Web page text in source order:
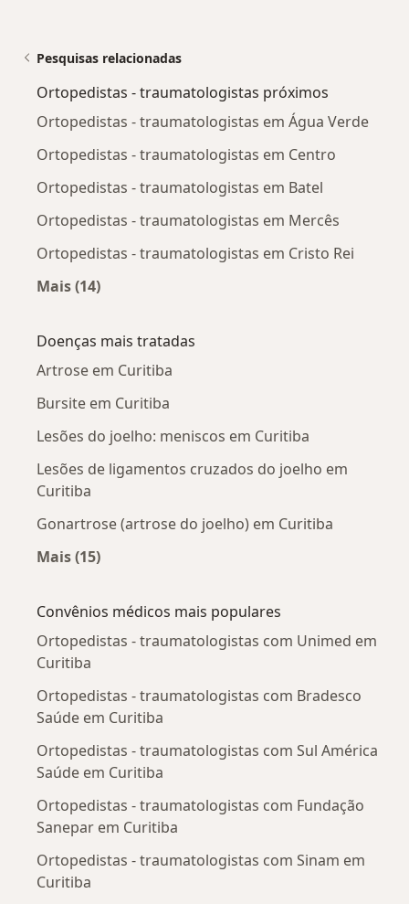
Pesquisas relacionadas
Ortopedistas - traumatologistas próximos
Ortopedistas - traumatologistas em Água Verde
Ortopedistas - traumatologistas em Centro
Ortopedistas - traumatologistas em Batel
Ortopedistas - traumatologistas em Mercês
Ortopedistas - traumatologistas em Cristo Rei
Mais (14)
Doenças mais tratadas
Artrose em Curitiba
Bursite em Curitiba
Lesões do joelho: meniscos em Curitiba
Lesões de ligamentos cruzados do joelho em
Curitiba
Gonartrose (artrose do joelho) em Curitiba
Mais (15)
Convênios médicos mais populares
Ortopedistas - traumatologistas com Unimed em
Curitiba
Ortopedistas - traumatologistas com Bradesco
Saúde em Curitiba
Ortopedistas - traumatologistas com Sul América
Saúde em Curitiba
Ortopedistas - traumatologistas com Fundação
Sanepar em Curitiba
Ortopedistas - traumatologistas com Sinam em
Curitiba